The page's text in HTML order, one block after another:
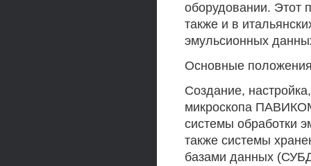
оборудовании. Этот
также и в
эмульсионных
Основные
Создание,
микроскопа
системы обработки
также системы
базами данных